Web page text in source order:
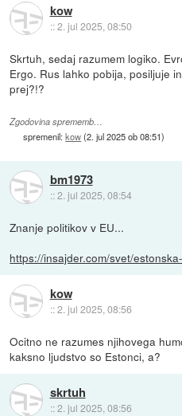
kow
::2. jul 2025, 08:50
Skrtuh, sedaj razumem logiko.
Ergo. Rus lahko pobija, posiljuje
prej?!?
Zgodovina sprememb…
spremenil:kow(2. jul 2025 ob 08:51)
bm1973
::2. jul 2025, 08:54
Znanje politikov v EU...
https://insajder.com/svet/
kow
::2. jul 2025, 08:56
Ocitno ne razumes njihovega
kaksno ljudstvo so Estonci, a?
skrtuh
::2. jul 2025, 08:56